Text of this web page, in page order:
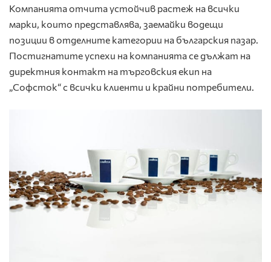
Компанията отчита устойчив растеж на всички
марки, които представлява, заемайки водещи
позиции в отделните категории на българския пазар.
Постигнатите успехи на компанията се дължат на
директния контакт на търговския екип на
„Софсток“ с всички клиенти и крайни потребители.